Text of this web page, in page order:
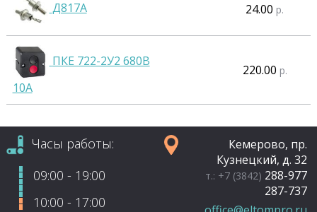
Д817А 24.00 р.
ПКЕ 722-2У2 680В
10А
220.00 р.
Часы работы:
09:00 - 19:00
10:00 - 17:00
Кемерово, пр.
Кузнецкий, д. 32
т.: +7 (3842) 288-977
287-737